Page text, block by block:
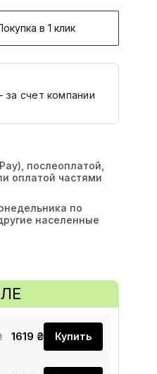
в 1 клик
счет компании
послеоплатой,
оплатой частями
по
населенные
1619 ₴ Купить